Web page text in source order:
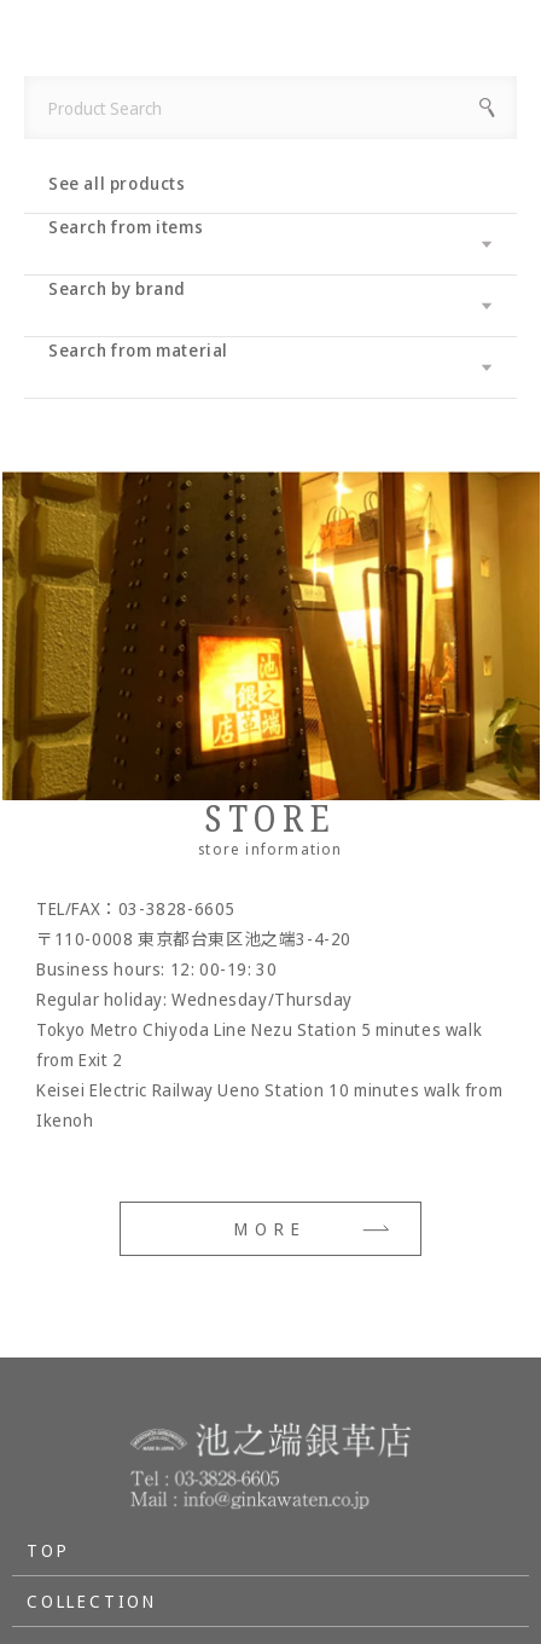
See all products
Search from items
Leather wallet / leather wallet
・long wallet
・Compact wallet
・Slim wallet
・Money clip
・Neck/shoulder wallet
・Zipper wallet
Accessory
・Pass case/ID holder
- Key case/key chain
・Stationery
- System notebook/memo pad
- pencil case
・accessories
- bracelet
・belt
- Dress belt
- Casual belt
- Mesh belt
・others
- Mobile ashtray/smoking utensils
-Wallet chain/
Wallet rope
- Clock/Clock accessories
- Maintenance goods
- option
・Shoulder bag/backpack
・Clutch bag
・Pouch/mini pouch/mini bag
- Pocket bag
- Sakosh
Search by brand
Cramp
Cramp Classic
Haru
IKENOHATA GINKAWATEN
Other
Search from material
Italian shoulder
Italian Schrink
Pueblo
Cordovan
Sukumo
Others by leather material
Reserved product
STORE
store information
TEL/FAX：03-3828-6605
〒110-0008 東京都台東区池之端3-4-20
Business hours: 12: 00-19: 30
Regular holiday: Wednesday/Thursday
Tokyo Metro Chiyoda Line Nezu Station 5 minutes walk
from Exit 2
Keisei Electric Railway Ueno Station 10 minutes walk from
Ikenoh
MORE
TOP
COLLECTION